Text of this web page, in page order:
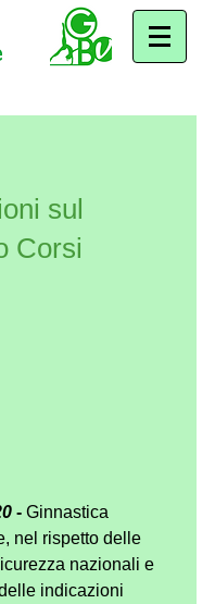
sul
Corsi
- Ginnastica
nel rispetto delle
nazionali e
indicazioni